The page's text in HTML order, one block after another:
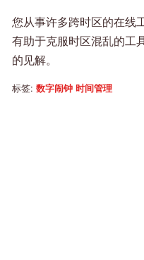
您从事许多跨时区的在线
有助于克服时区混乱的工
的见解。
标签: 数字闹钟 时间管理